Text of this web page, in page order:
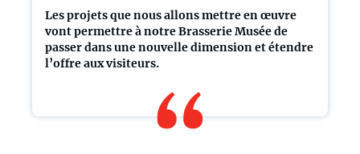
Les projets que nous allons mettre en œuvre
vont permettre à notre Brasserie Musée de
passer dans une nouvelle dimension et étendre
l’offre aux visiteurs.